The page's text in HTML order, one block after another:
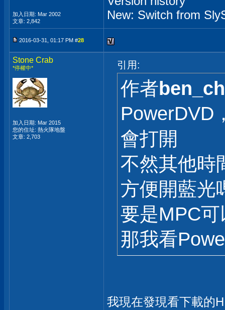
加入日期: Mar 2002
文章: 2,842
New: Switch from
2016-03-31, 01:17 PM #28
Stone Crab
*停權中*
加入日期: Mar 2015
您的住址: 熱火隊地盤
文章: 2,703
引用:
作者
PowerDVD
會打開
不然其他時
方便開藍光
要是MPC
那我看
我現在發現看下載的